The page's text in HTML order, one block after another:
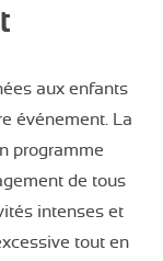
aux enfants
événement. La
programme
de tous
intenses et
tout en